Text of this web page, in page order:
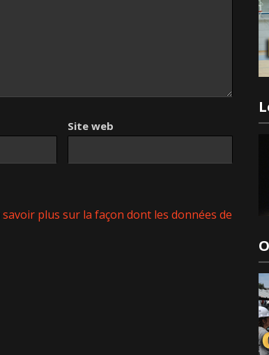
Site web
savoir plus sur la façon dont les données de